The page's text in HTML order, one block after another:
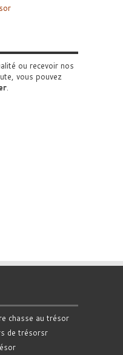
ou recevoir nos
vous pouvez
.
chasse au trésor
de trésorsr